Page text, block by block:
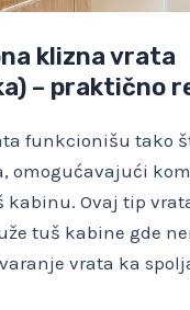
klizna vrata
– praktično
funkcionišu tako
omogućavajući
kabinu. Ovaj tip
tuš kabine gde
vrata ka